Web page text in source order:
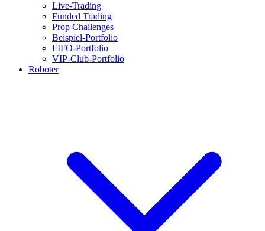
Live-Trading
Funded Trading
Prop Challenges
Beispiel-Portfolio
FIFO-Portfolio
VIP-Club-Portfolio
Roboter